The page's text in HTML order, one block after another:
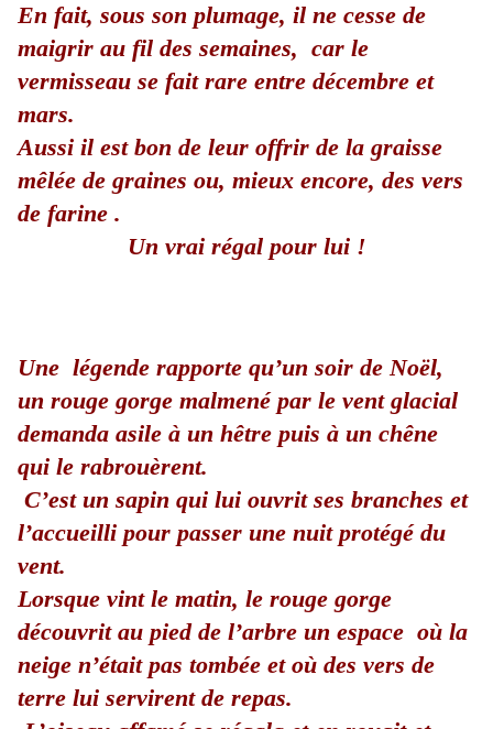
En fait, sous son plumage, il ne cesse de
maigrir au fil des semaines, car le
vermisseau se fait rare entre décembre et
mars.
Aussi il est bon de leur offrir de la graisse
mêlée de graines ou, mieux encore, des vers
de farine .
Un vrai régal pour lui !
Une légende rapporte qu’un soir de Noël,
un rouge gorge malmené par le vent glacial
demanda asile à un hêtre puis à un chêne
qui le rabrouèrent.
C’est un sapin qui lui ouvrit ses branches et
l’accueilli pour passer une nuit protégé du
vent.
Lorsque vint le matin, le rouge gorge
découvrit au pied de l’arbre un espace où la
neige n’était pas tombée et où des vers de
terre lui servirent de repas.